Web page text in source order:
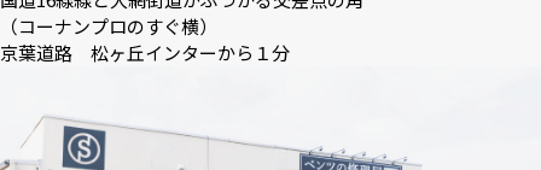
（コーナンプロのすぐ横）
京葉道路 松ヶ丘インターから１分